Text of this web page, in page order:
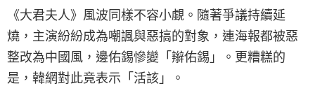
《大君夫人》風波同樣不容小覷。隨著爭議持續延
燒，主演紛紛成為嘲諷與惡搞的對象，連海報都被惡
整改為中國風，邊佑錫慘變「辮佑錫」。更糟糕的
是，韓網對此竟表示「活該」。